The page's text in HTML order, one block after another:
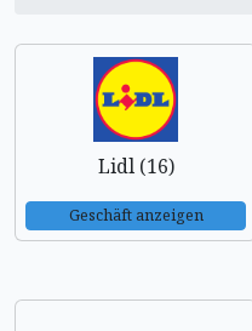
Lidl (16)
Geschäft anzeigen